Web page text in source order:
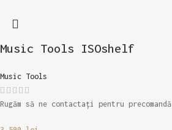
Music Tools ISOshelf
Music Tools
Rugăm să ne contactați pentru precomandă